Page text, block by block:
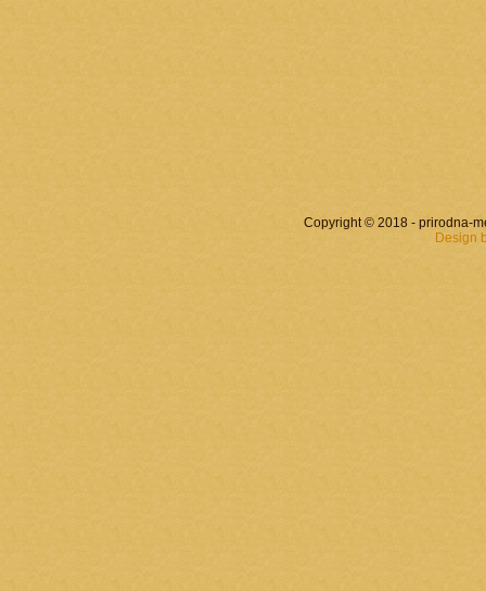
Copyright © 2018 - prirodna-
Design